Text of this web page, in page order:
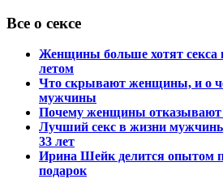
Все о сексе
Женщины больше хотят секса
летом
Что скрывают женщины, и о
мужчины
Почему женщины отказывают
Лучший секс в жизни
33 лет
Ирина Шейк делится опытом
подарок